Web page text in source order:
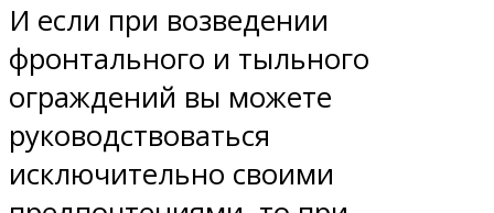
И если при возведении
фронтального и тыльного
ограждений вы можете
руководствоваться
исключительно своими